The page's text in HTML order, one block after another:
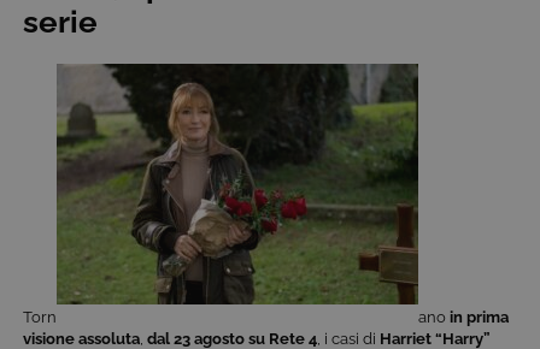
serie
Torn ano in prima
visione assoluta dal 23 agosto su Rete 4 , i casi di Harriet “Harry”